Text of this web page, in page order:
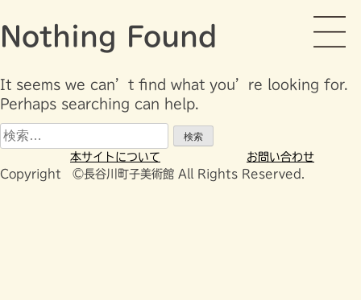
to
content
Nothing Found
It seems we can’t find what you’re looking for.
Perhaps searching can help.
検
索:
本サイトについて
お問い合わせ
Copyright ©長谷川町子美術館 All Rights Reserved.